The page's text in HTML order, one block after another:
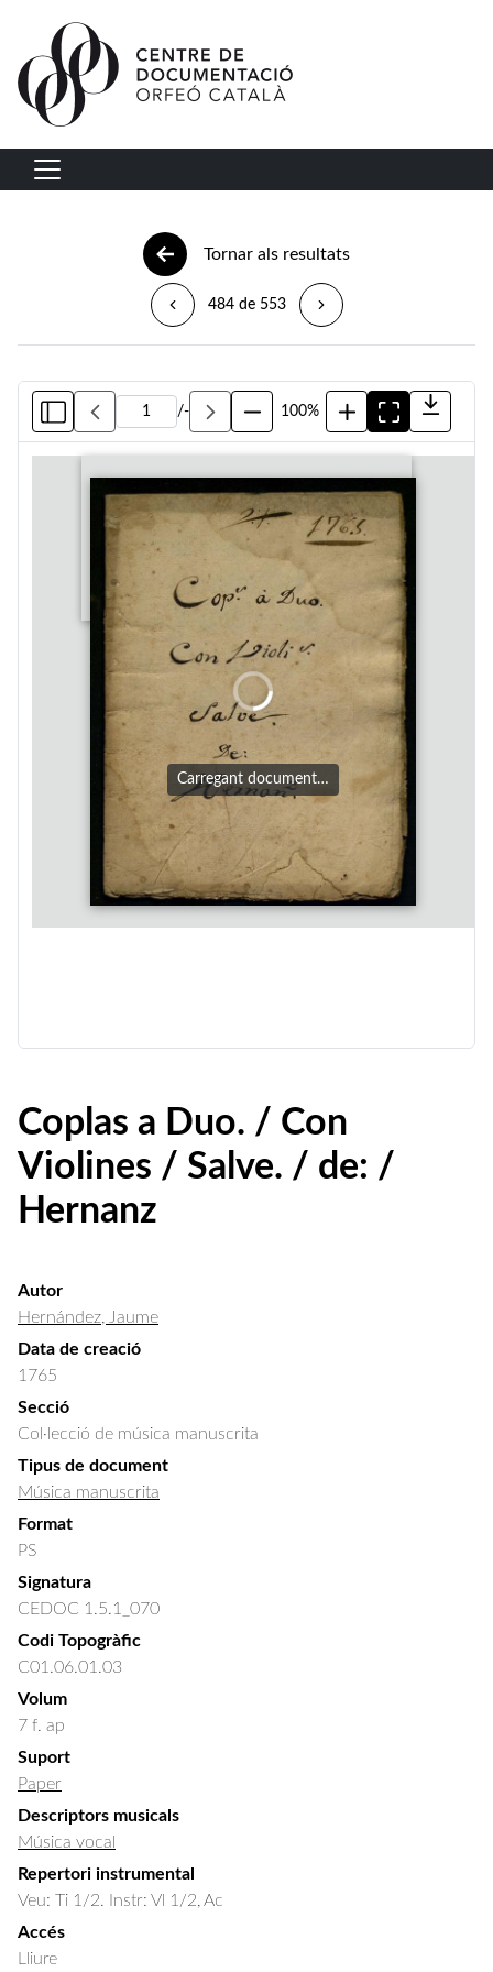
Vés al contingut
Navegació principal
Tornar als resultats
484 de 553
/- 100%
Carregant document…
Coplas a Duo. / Con
Violines / Salve. / de: /
Hernanz
Autor
Hernández, Jaume
Data de creació
1765
Secció
Col·lecció de música manuscrita
Tipus de document
Música manuscrita
Format
PS
Signatura
CEDOC 1.5.1_070
Codi Topogràfic
C01.06.01.03
Volum
7 f. ap
Suport
Paper
Descriptors musicals
Música vocal
Repertori instrumental
Veu: Ti 1/2. Instr: Vl 1/2, Ac
Accés
Lliure